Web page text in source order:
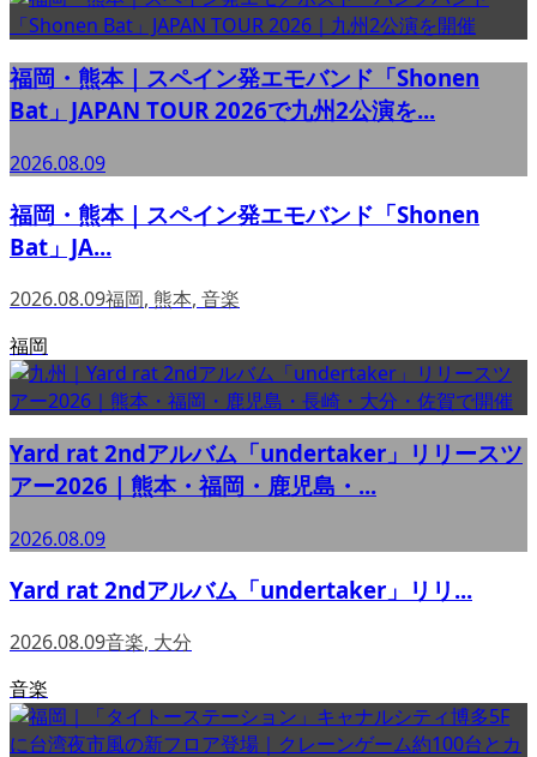
福岡・熊本｜スペイン発エモバンド「Shonen
Bat」JAPAN TOUR 2026で九州2公演を...
2026.08.09
福岡・熊本｜スペイン発エモバンド「Shonen
Bat」JA...
2026.08.09福岡, 熊本, 音楽
福岡
Yard rat 2ndアルバム「undertaker」リリースツ
アー2026｜熊本・福岡・鹿児島・...
2026.08.09
Yard rat 2ndアルバム「undertaker」リリ...
2026.08.09音楽, 大分
音楽